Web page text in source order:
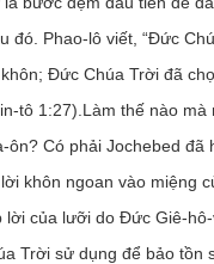
đó. Phao-lô viết, “Đức
Đức Chúa Trời đã
tô 1:27).Làm thế nào mà
Có phải Jochebed đã
khôn ngoan vào miệng
của lưỡi do Đức Giê-hô-
Trời sử dụng để bảo tồn